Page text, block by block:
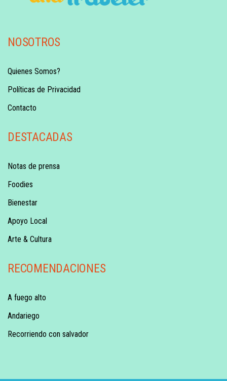
NOSOTROS
Quienes Somos?
Políticas de Privacidad
Contacto
DESTACADAS
Notas de prensa
Foodies
Bienestar
Apoyo Local
Arte & Cultura
RECOMENDACIONES
A fuego alto
Andariego
Recorriendo con salvador